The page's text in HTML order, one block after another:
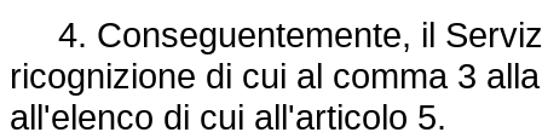
4. Conseguentemente, il
ricognizione di cui al comma 3
all'elenco di cui all'articolo 5.